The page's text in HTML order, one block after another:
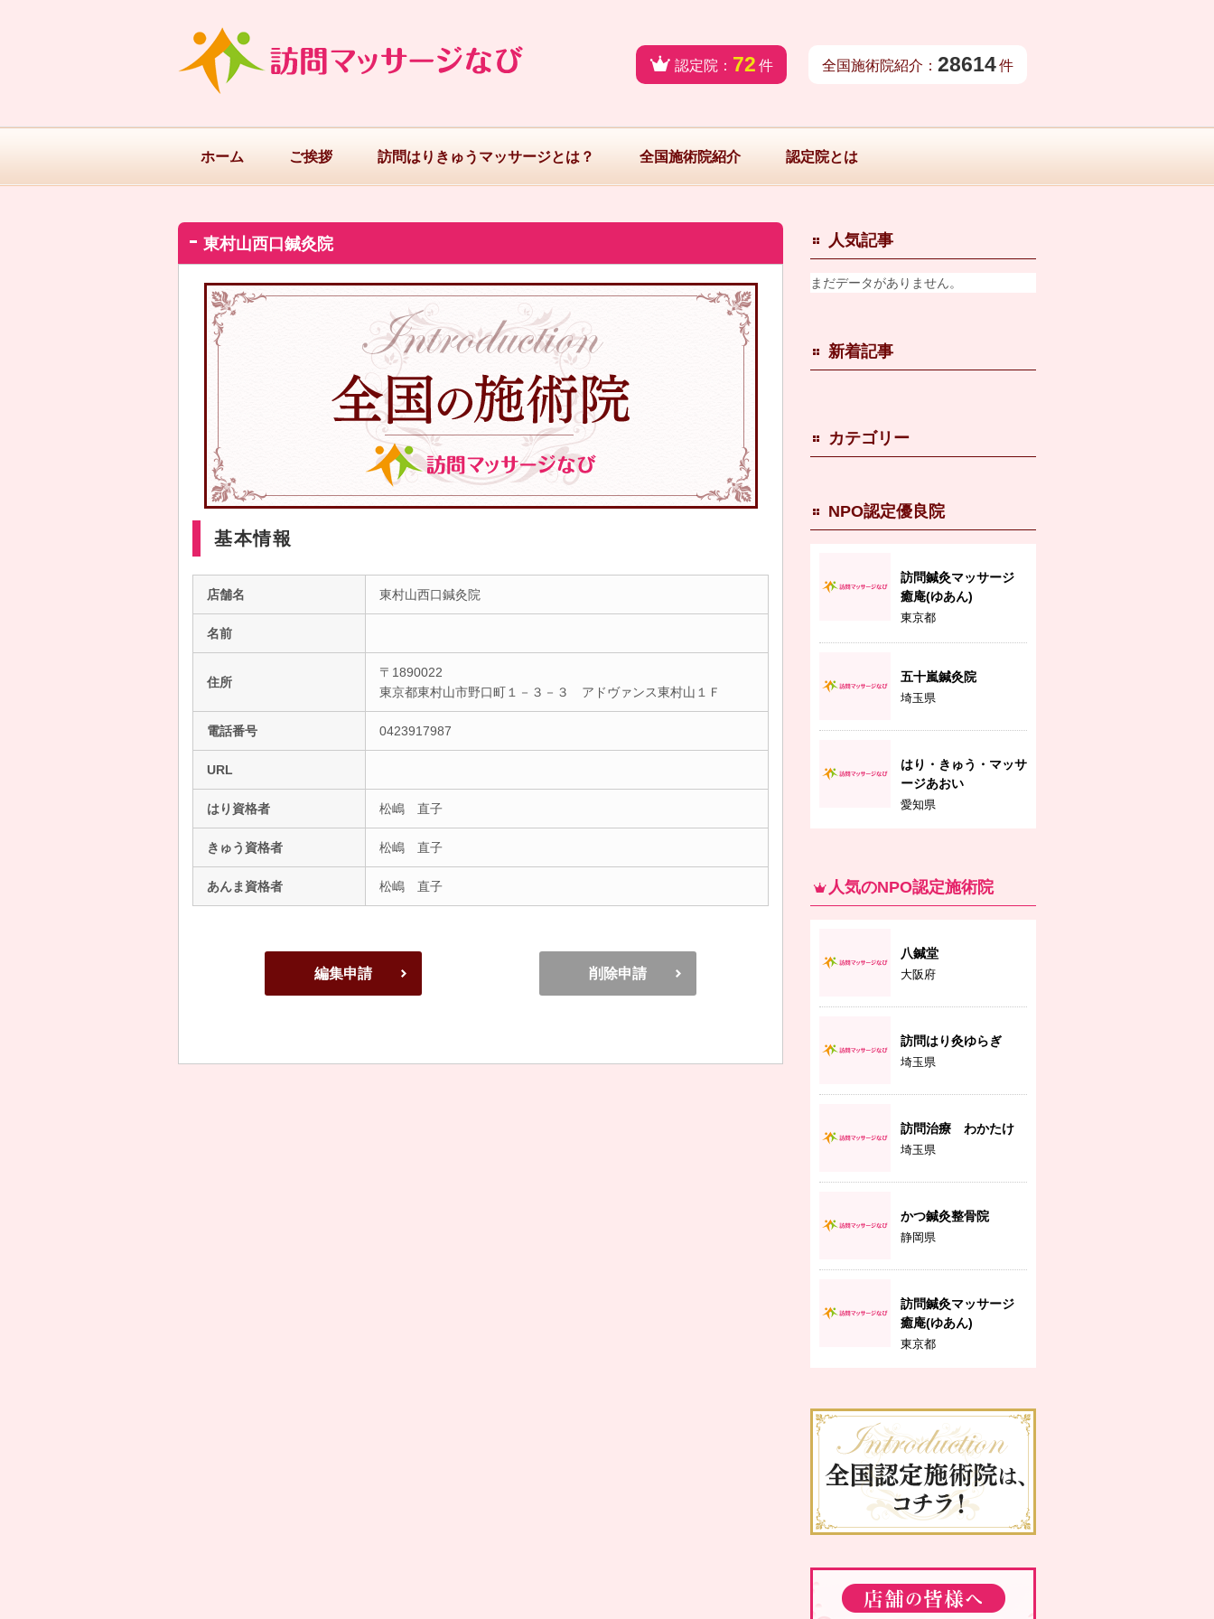
認定院： 72 件 全国施術院紹介： 28614件
ホーム ご挨拶 訪問はりきゅうマッサージとは？ 全国施術院紹介 認定院とは
東村山西口鍼灸院
基本情報
店舗名 東村山西口鍼灸院
名前
住所
〒1890022
東京都東村山市野口町１－３－３ アドヴァンス東村山１Ｆ
電話番号 0423917987
URL
はり資格者 松嶋 直子
きゅう資格者 松嶋 直子
あんま資格者 松嶋 直子
編集申請 削除申請
人気記事
まだデータがありません。
新着記事
カテゴリー
NPO認定優良院
訪問鍼灸マッサージ
癒庵(ゆあん)
東京都
五十嵐鍼灸院
埼玉県
はり・きゅう・マッサ
ージあおい
愛知県
人気のNPO認定施術院
八鍼堂
大阪府
訪問はり灸ゆらぎ
埼玉県
訪問治療 わかたけ
埼玉県
かつ鍼灸整骨院
静岡県
訪問鍼灸マッサージ
癒庵(ゆあん)
東京都